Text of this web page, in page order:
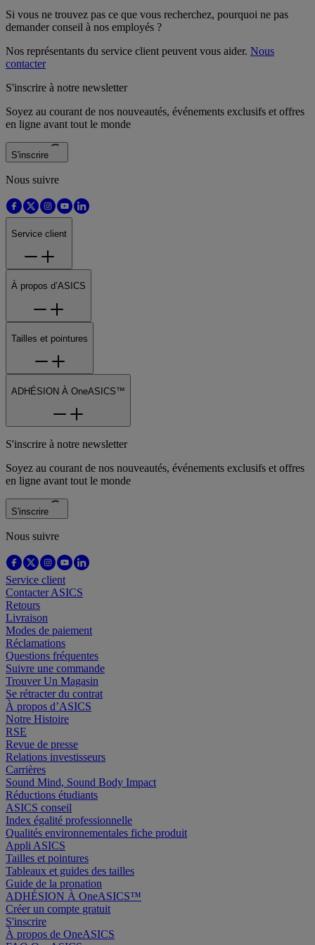
Si vous ne trouvez pas ce que vous recherchez, pourquoi ne pas
demander conseil à nos employés ?
Nos représentants du service client peuvent vous aider. Nous
contacter
S'inscrire à notre newsletter
Soyez au courant de nos nouveautés, événements exclusifs et offres
en ligne avant tout le monde
S'inscrire
Nous suivre
Service client
À propos d’ASICS
Tailles et pointures
ADHÉSION À OneASICS™
S'inscrire à notre newsletter
Soyez au courant de nos nouveautés, événements exclusifs et offres
en ligne avant tout le monde
S'inscrire
Nous suivre
Service client
Contacter ASICS
Retours
Livraison
Modes de paiement
Réclamations
Questions fréquentes
Suivre une commande
Trouver Un Magasin
Se rétracter du contrat
À propos d’ASICS
Notre Histoire
RSE
Revue de presse
Relations investisseurs
Carrières
Sound Mind, Sound Body Impact
Réductions étudiants
ASICS conseil
Index égalité professionnelle
Qualités environnementales fiche produit
Appli ASICS
Tailles et pointures
Tableaux et guides des tailles
Guide de la pronation
ADHÉSION À OneASICS™
Créer un compte gratuit
S'inscrire
À propos de OneASICS